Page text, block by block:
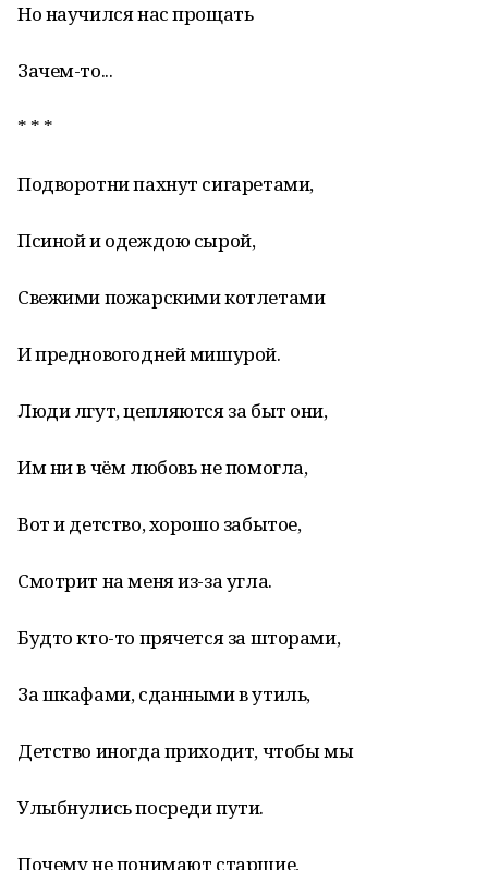
Но научился нас прощать
Зачем-то...
* * *
Подворотни пахнут сигаретами,
Псиной и одеждою сырой,
Свежими пожарскими котлетами
И предновогодней мишурой.
Люди лгут, цепляются за быт они,
Им ни в чём любовь не помогла,
Вот и детство, хорошо забытое,
Смотрит на меня из-за угла.
Будто кто-то прячется за шторами,
За шкафами, сданными в утиль,
Детство иногда приходит, чтобы мы
Улыбнулись посреди пути.
Почему не понимают старшие,